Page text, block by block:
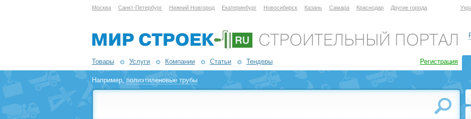
Москва Санкт-Петербург Нижний Новгород Екатеринбург Новосибирск Казань Самара Краснодар Другие города
Товары Услуги Компании Статьи Тендеры Регистрация
Например,полиэтиленовые трубы